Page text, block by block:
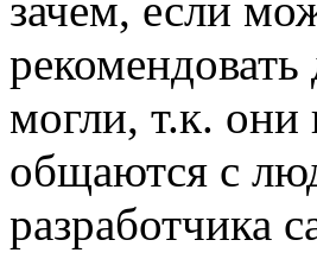
могли, т.к.
общаются с
разработчика